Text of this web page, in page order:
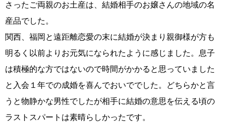
ご来店WEB予約 婚活キャンペーン
さったご両親のお土産は、結婚相手のお嬢さんの地域の名
産品でした。
関西、福岡と遠距離恋愛の末に結婚が決まり親御様が方も
明るく以前よりお元気になられたように感じました。息子
は積極的な方ではないので時間がかかると思っていました
と入会１年での成婚を喜んでおいででした。どちらかと言
うと物静かな男性でしたが相手に結婚の意思を伝える頃の
ラストスパートは素晴らしかったです。